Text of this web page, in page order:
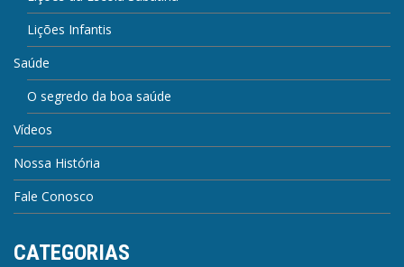
Lições Infantis
Saúde
O segredo da boa saúde
Vídeos
Nossa História
Fale Conosco
CATEGORIAS